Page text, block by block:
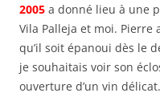
2005 a donné lieu à une
Vila Palleja et moi.
qu’il soit épanoui dès le
je souhaitais voir son
ouverture d’un vin délicat.